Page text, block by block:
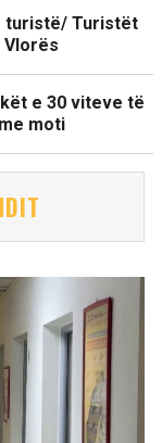
turistë/ Turistët
Vlorës
e 30 viteve të
moti